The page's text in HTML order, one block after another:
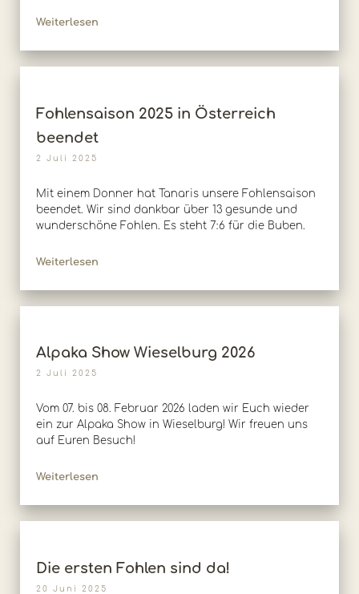
Weiterlesen
Fohlensaison 2025 in Österreich
beendet
2 Juli 2025
Mit einem Donner hat Tanaris unsere Fohlensaison
beendet. Wir sind dankbar über 13 gesunde und
wunderschöne Fohlen. Es steht 7:6 für die Buben.
Weiterlesen
Alpaka Show Wieselburg 2026
2 Juli 2025
Vom 07. bis 08. Februar 2026 laden wir Euch wieder
ein zur Alpaka Show in Wieselburg! Wir freuen uns
auf Euren Besuch!
Weiterlesen
Die ersten Fohlen sind da!
20 Juni 2025